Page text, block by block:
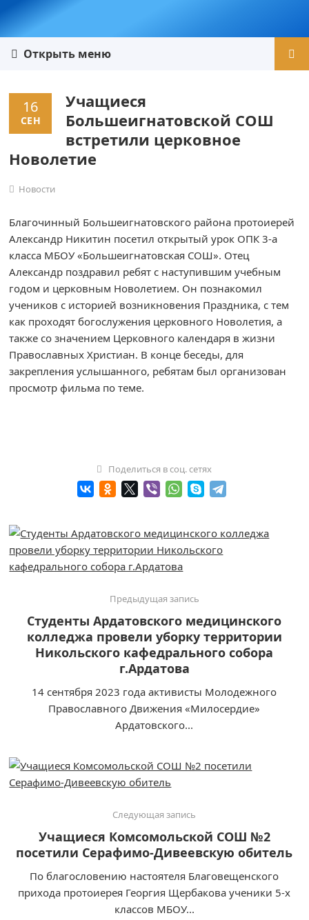
Открыть меню
16
СЕН
Учащиеся
Большеигнатовской СОШ
встретили церковное
Новолетие
Новости
Благочинный Большеигнатовского района протоиерей
Александр Никитин посетил открытый урок ОПК 3-а
класса МБОУ «Большеигнатовская СОШ». Отец
Александр поздравил ребят с наступившим учебным
годом и церковным Новолетием. Он познакомил
учеников с историей возникновения Праздника, с тем
как проходят богослужения церковного Новолетия, а
также со значением Церковного календаря в жизни
Православных Христиан. В конце беседы, для
закрепления услышанного, ребятам был организован
просмотр фильма по теме.
Поделиться в соц. сетях
Предыдущая запись
Студенты Ардатовского медицинского
колледжа провели уборку территории
Никольского кафедрального собора
г.Ардатова
14 сентября 2023 года активисты Молодежного
Православного Движения «Милосердие»
Ардатовского...
Следующая запись
Учащиеся Комсомольской СОШ №2
посетили Серафимо-Дивеевскую обитель
По благословению настоятеля Благовещенского
прихода протоиерея Георгия Щербакова ученики 5-х
классов МБОУ...